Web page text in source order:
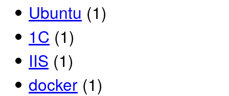
Ubuntu (1)
1C (1)
IIS (1)
docker (1)